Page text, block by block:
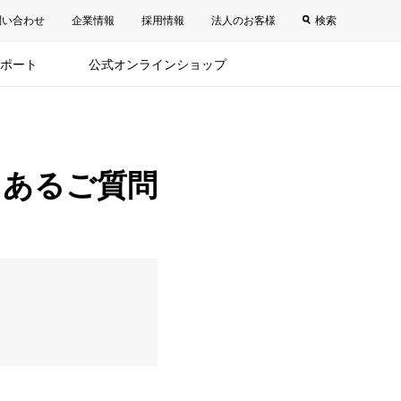
合わせ 企業情報 採用情報 法人のお客様 検索
ート 公式オンラインショップ
るご質問